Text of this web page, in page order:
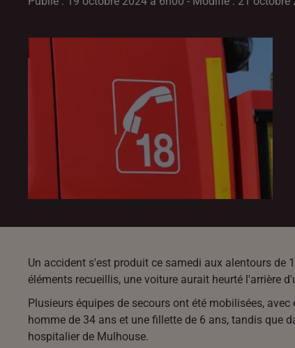
Un accident s'est produit ce samedi aux alentours de
éléments recueillis, une voiture aurait heurté l'arrière
Plusieurs équipes de secours ont été mobilisées,
homme de 34 ans et une fillette de 6 ans, tandis que
hospitalier de Mulhouse.